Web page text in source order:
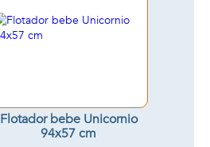
Flotador bebe Unicornio
94x57 cm